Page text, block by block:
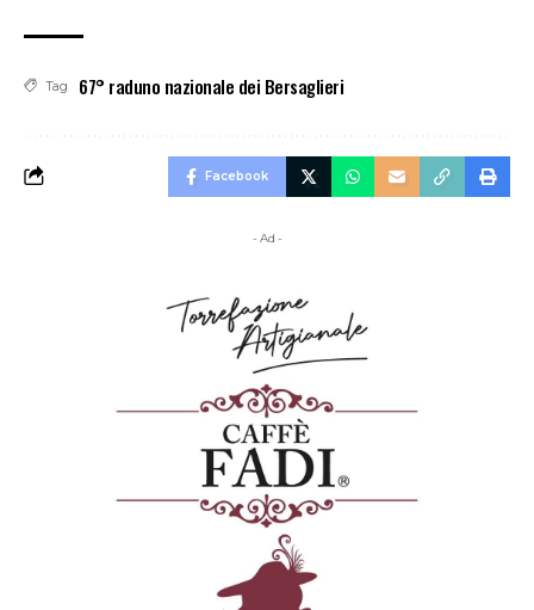
Tag 67° raduno nazionale dei Bersaglieri
Facebook
- Ad -